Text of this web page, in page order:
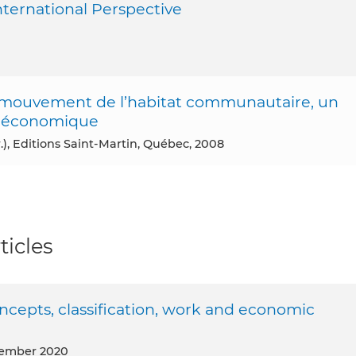
Perspective
de l’habitat communautaire, un
Editions Saint-Martin, Québec, 2008
classification, work and economic
2020